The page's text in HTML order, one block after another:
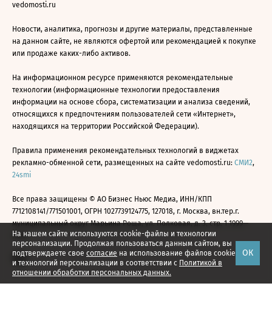
На нашем сайте используются cookie-файлы и технологии
персонализации. Продолжая пользоваться данным сайтом, вы
подтверждаете свое согласие на использование файлов cookie
и технологий персонализации в соответствии с Политикой в
отношении обработки персональных данных.
ОК
vedomosti.ru
Новости, аналитика, прогнозы и другие материалы, представленные
на данном сайте, не являются офертой или рекомендацией к покупке
или продаже каких-либо активов.
На информационном ресурсе применяются рекомендательные
технологии (информационные технологии предоставления
информации на основе сбора, систематизации и анализа сведений,
относящихся к предпочтениям пользователей сети «Интернет»,
находящихся на территории Российской Федерации).
Правила применения рекомендательных технологий в виджетах
рекламно-обменной сети, размещенных на сайте vedomosti.ru: СМИ2,
24smi
Все права защищены © АО Бизнес Ньюс Медиа, ИНН/КПП
7712108141/771501001, ОГРН 1027739124775, 127018, г. Москва, вн.тер.г.
муниципальный округ Марьина Роща, ул. Полковая, д. 3, стр. 1 1999—
2026